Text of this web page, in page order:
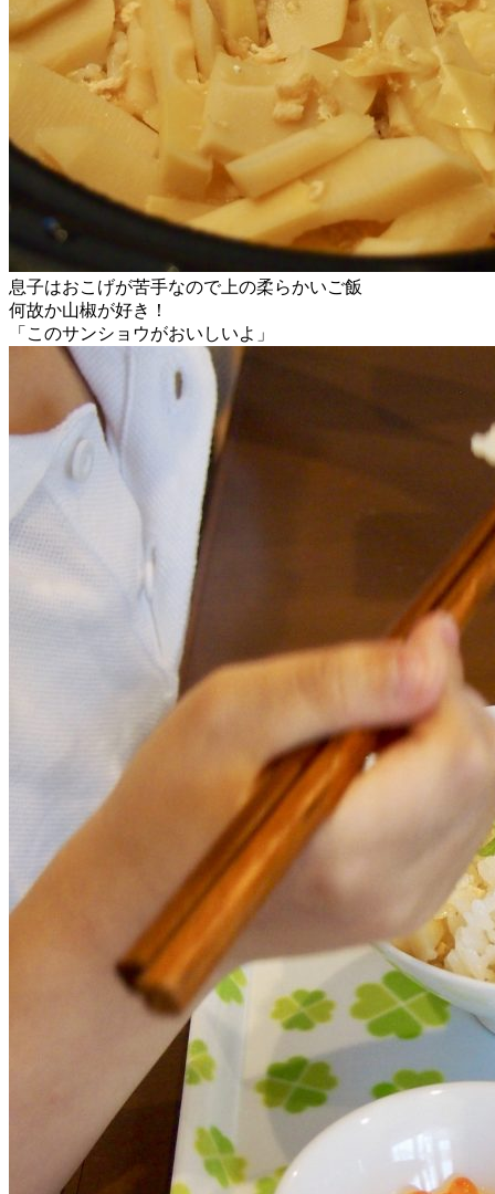
息子はおこげが苦手なので上の柔らかいご飯
何故か山椒が好き！
「このサンショウがおいしいよ」